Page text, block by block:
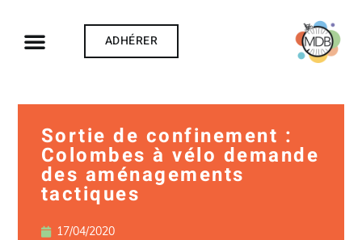
ADHÉRER
Sortie de confinement :
Colombes à vélo demande
des aménagements
tactiques
17/04/2020